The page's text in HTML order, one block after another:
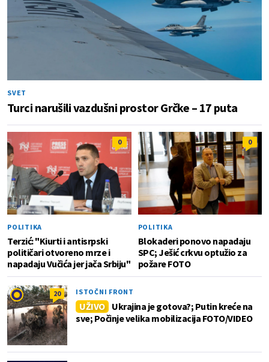
SVET
Turci narušili vazdušni prostor Grčke – 17 puta
0
POLITIKA
Terzić: "Kiurti i antisrpski
političari otvoreno mrze i
napadaju Vučića jer jača Srbiju"
0
POLITIKA
Blokaderi ponovo napadaju
SPC; Ješić crkvu optužio za
požare FOTO
20 ISTOČNI FRONT
UŽIVO
Ukrajina je gotova?; Putin kreće na
sve; Počinje velika mobilizacija FOTO/VIDEO